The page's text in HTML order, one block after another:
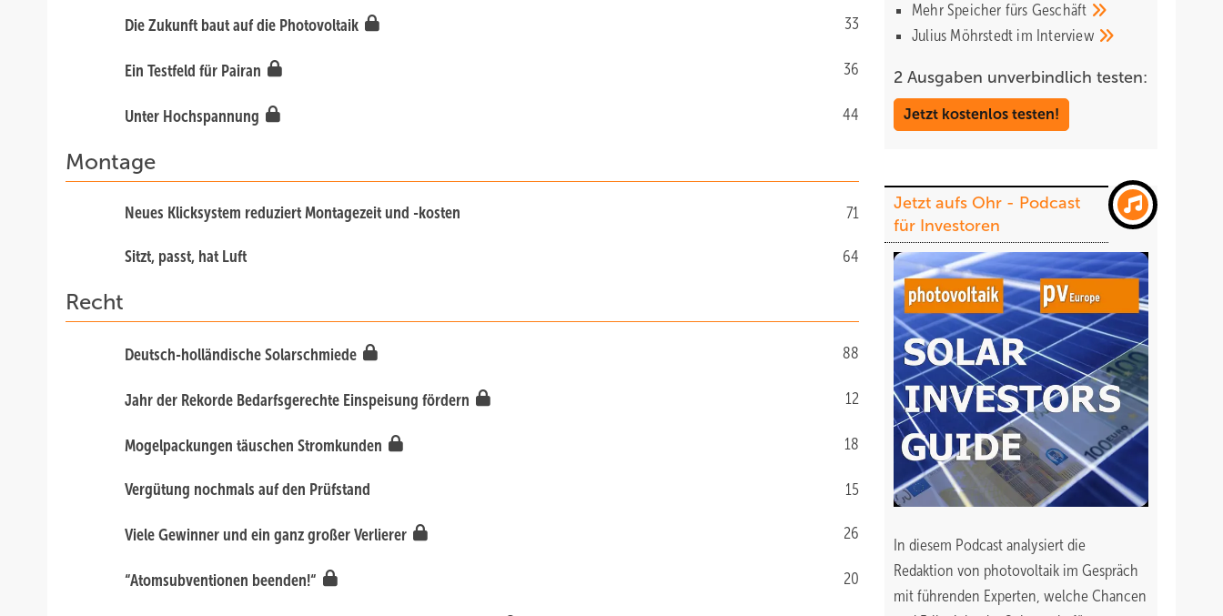
33
Die Zukunft baut auf die Photovoltaik
36
Ein Testfeld für Pairan
44
Unter Hochspannung
Montage
71
Neues Klicksystem reduziert Montagezeit und -kosten
64
Sitzt, passt, hat Luft
Recht
88
Deutsch-holländische Solarschmiede
12
Jahr der Rekorde Bedarfsgerechte Einspeisung fördern
18
Mogelpackungen täuschen Stromkunden
15
Vergütung nochmals auf den Prüfstand
26
Viele Gewinner und ein ganz großer Verlierer
20
“Atomsubventionen beenden!“
Mehr Speicher fürs Geschäft
Julius Möhrstedt im Interview
2 Ausgaben unverbindlich testen:
Jetzt kostenlos testen!
Jetzt aufs Ohr - Podcast
für Investoren
In diesem Podcast analysiert die
Redaktion von photovoltaik im Gespräch
mit führenden Experten, welche Chancen